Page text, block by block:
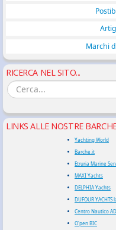
Marchi
RICERCA NEL SITO...
LINKS ALLE NOSTRE
Yachting World
Barche.it
Etruria Marine
MAXI Yachts
DELPHIA Yachts
DUFOUR YACHTS
Centro Nautico
O'pen BIC